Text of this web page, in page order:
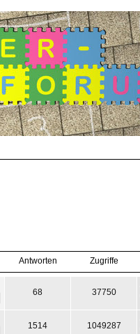
Antworten Zugriffe
68 37750
1514 1049287